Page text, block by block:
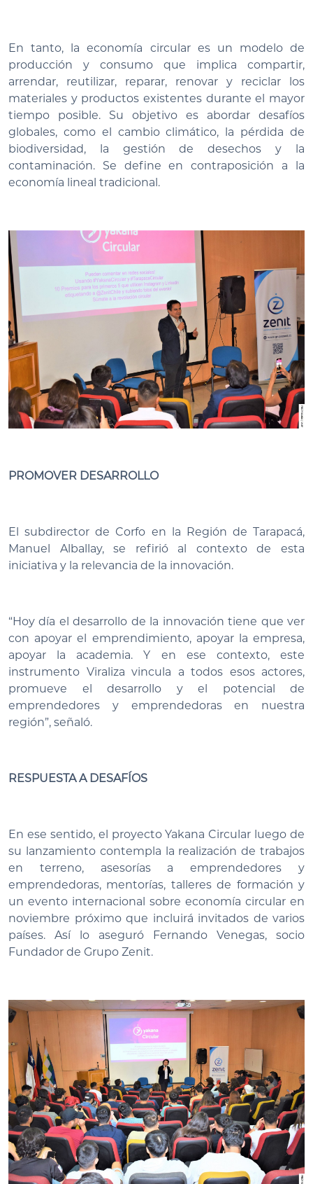
En tanto, la economía circular es un modelo de
producción y consumo que implica compartir,
arrendar, reutilizar, reparar, renovar y reciclar los
materiales y productos existentes durante el mayor
tiempo posible. Su objetivo es abordar desafíos
globales, como el cambio climático, la pérdida de
biodiversidad, la gestión de desechos y la
contaminación. Se define en contraposición a la
economía lineal tradicional.
PROMOVER DESARROLLO
El subdirector de Corfo en la Región de Tarapacá,
Manuel Alballay, se refirió al contexto de esta
iniciativa y la relevancia de la innovación.
“Hoy día el desarrollo de la innovación tiene que ver
con apoyar el emprendimiento, apoyar la empresa,
apoyar la academia. Y en ese contexto, este
instrumento Viraliza vincula a todos esos actores,
promueve el desarrollo y el potencial de
emprendedores y emprendedoras en nuestra
región”, señaló.
RESPUESTA A DESAFÍOS
En ese sentido, el proyecto Yakana Circular luego de
su lanzamiento contempla la realización de trabajos
en terreno, asesorías a emprendedores y
emprendedoras, mentorías, talleres de formación y
un evento internacional sobre economía circular en
noviembre próximo que incluirá invitados de varios
países. Así lo aseguró Fernando Venegas, socio
Fundador de Grupo Zenit.